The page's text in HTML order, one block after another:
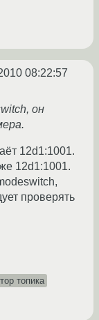
08:22:57
он
12d1:1001.
12d1:1001.
проверять
топика